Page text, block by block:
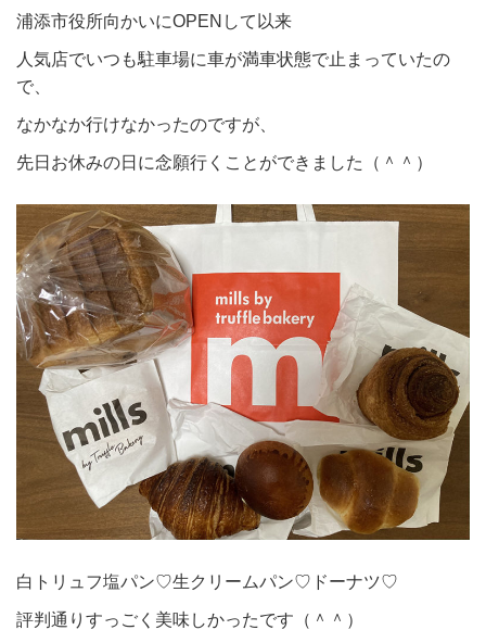
浦添市役所向かいにOPENして以来
人気店でいつも駐車場に車が満車状態で止まっていたの
で、
なかなか行けなかったのですが、
先日お休みの日に念願行くことができました（＾＾）
白トリュフ塩パン♡生クリームパン♡ドーナツ♡
評判通りすっごく美味しかったです（＾＾）